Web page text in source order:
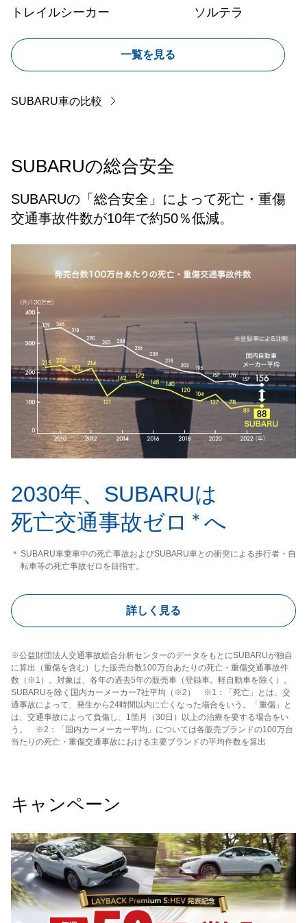
トレイルシーカー ソルテラ
一覧を見る
SUBARU車の比較
SUBARUの総合安全
SUBARUの「総合安全」によって死亡・重傷
交通事故件数が10年で約50％低減。
2030年、SUBARUは
死亡交通事故ゼロ ＊ へ
＊ SUBARU車乗車中の死亡事故およびSUBARU車との衝突による歩行者・自
転車等の死亡事故ゼロを目指す。
詳しく見る
※公益財団法人交通事故総合分析センターのデータをもとにSUBARUが独自
に算出（重傷を含む）した販売台数100万台あたりの死亡・重傷交通事故件
数（※1）。対象は、各年の過去5年の販売車（登録車。軽自動車を除く）。
SUBARUを除く国内カーメーカー7社平均（※2） ※1：「死亡」とは、交
通事故によって、発生から24時間以内に亡くなった場合をいう。「重傷」と
は、交通事故によって負傷し、1箇月（30日）以上の治療を要する場合をい
う。 ※2：「国内カーメーカー平均」については各販売ブランドの100万台
当たりの死亡・重傷交通事故における主要ブランドの平均件数を算出
キャンペーン